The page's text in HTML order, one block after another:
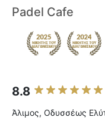
Padel Cafe
8.8
Άλιμος, Οδυσσέως